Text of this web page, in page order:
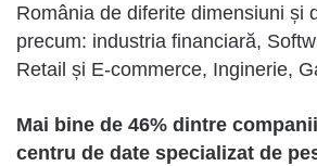
România de diferite dimensiuni și
precum: industria financiară,
Retail și E-commerce, Inginerie,
Mai bine de 46% dintre
centru de date specializat de